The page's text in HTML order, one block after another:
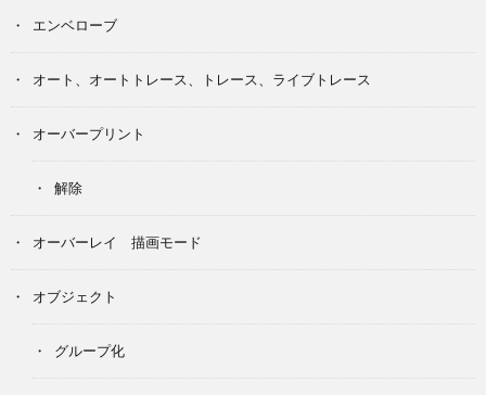
エンベローブ
オート、オートトレース、トレース、ライブトレース
オーバープリント
解除
オーバーレイ 描画モード
オブジェクト
グループ化